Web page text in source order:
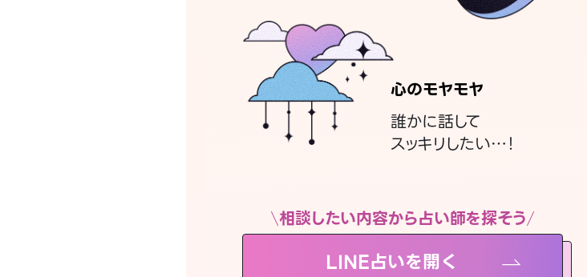
心のモヤモヤ
誰かに話して
スッキリしたい…！
相談したい内容から占い師を探そう
LINE占いを開く